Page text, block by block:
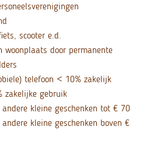
scooter e.d.
woonplaats door permanente
telefoon < 10% zakelijk
zakelijke gebruik
kleine geschenken tot € 70
kleine geschenken boven €